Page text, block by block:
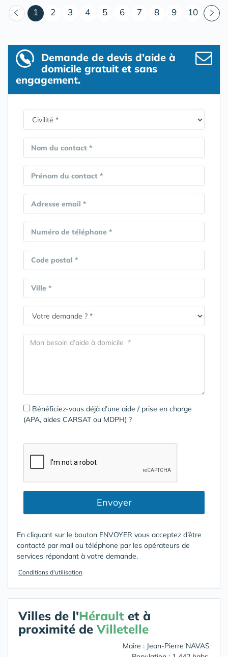
1 (courant)
2 3 4 5 6 7 8 9 10
Demande de devis d’aide à
domicile gratuit et sans
engagement.
Nom du contact *
Prénom du contact *
Adresse email *
Numéro de téléphone *
Code postal *
Ville *
Bénéficiez-vous déjà d’une aide / prise en charge
(APA, aides CARSAT ou MDPH) ?
Envoyer
En cliquant sur le bouton ENVOYER vous acceptez d’être
contacté par mail ou téléphone par les opérateurs de
services répondant à votre demande.
Conditions d'utilisation
Villes de l'Hérault et à
proximité de Villetelle
Maire : Jean-Pierre NAVAS